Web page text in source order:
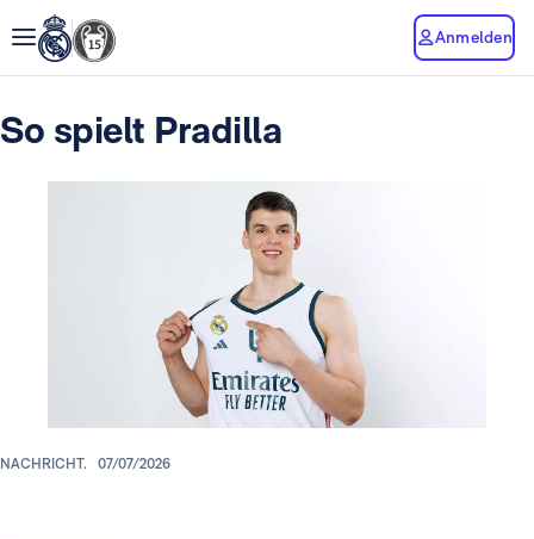
Anmelden
So spielt Pradilla
NACHRICHT. 07/07/2026